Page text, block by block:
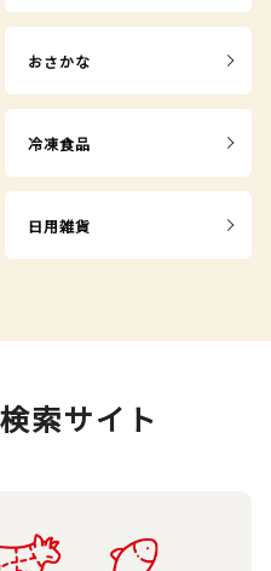
おさかな
冷凍食品
日用雑貨
索サイト